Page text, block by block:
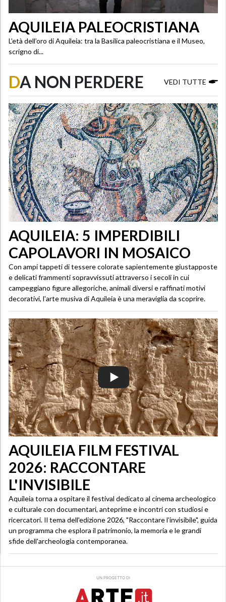
AQUILEIA PALEOCRISTIANA
L’età dell’oro di Aquileia: tra la Basilica paleocristiana e il Museo,
scrigno di...
DA NON PERDERE VEDI TUTTE
AQUILEIA: 5 IMPERDIBILI
CAPOLAVORI IN MOSAICO
Con ampi tappeti di tessere colorate sapientemente giustapposte
e delicati frammenti sopravvissuti attraverso i secoli in cui
campeggiano figure allegoriche, animali diversi e raffinati motivi
decorativi, l'arte musiva di Aquileia è una meraviglia da scoprire.
AQUILEIA FILM FESTIVAL
2026: RACCONTARE
L'INVISIBILE
Aquileia torna a ospitare il festival dedicato al cinema archeologico
e culturale con documentari, anteprime e incontri con studiosi e
ricercatori. Il tema dell'edizione 2026, "Raccontare l'invisibile", guida
un programma che esplora il patrimonio, la memoria e le grandi
sfide dell'archeologia contemporanea.
UN PROGETTO DI